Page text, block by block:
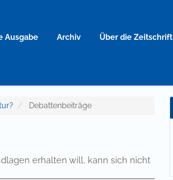
Ausgabe Archiv Über die Zeitschrift
Debattenbeiträge
erhalten will, kann sich nicht